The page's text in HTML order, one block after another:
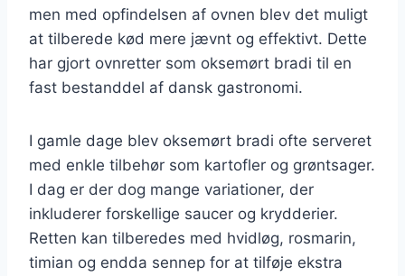
men med opfindelsen af ovnen blev det muligt
at tilberede kød mere jævnt og effektivt. Dette
har gjort ovnretter som oksemørt bradi til en
fast bestanddel af dansk gastronomi.
I gamle dage blev oksemørt bradi ofte serveret
med enkle tilbehør som kartofler og grøntsager.
I dag er der dog mange variationer, der
inkluderer forskellige saucer og krydderier.
Retten kan tilberedes med hvidløg, rosmarin,
timian og endda sennep for at tilføje ekstra